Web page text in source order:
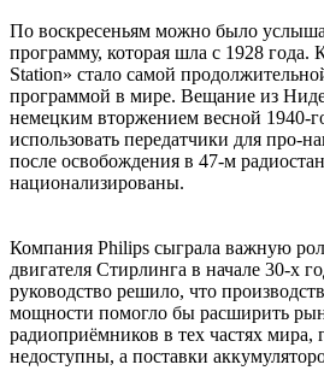
По воскресеньям можно было
программу, которая шла с 1928 года.
Station» стало самой
программой в мире. Вещание из
немецким вторжением весной 1940-
использовать передатчики для про-
после освобождения в 47-м
национализированы.
Компания Philips сыграла важную
двигателя Стирлинга в начале 30-х
руководство решило, что
мощности помогло бы расширить
радиоприёмников в тех частях мира,
недоступны, а поставки